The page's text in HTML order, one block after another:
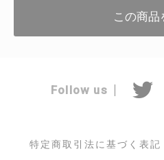
この商品
Follow us
特定商取引法に基づく表記